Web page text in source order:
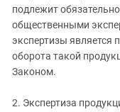
подлежит
общественными
экспертизы является
оборота такой
Законом.
2. Экспертиза